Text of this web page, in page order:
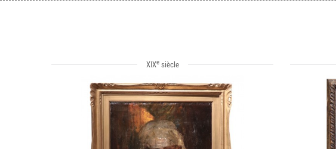
XIXesiècle